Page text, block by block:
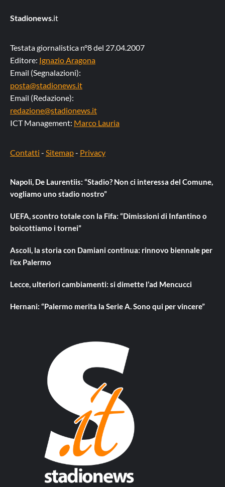
Stadionews.it
Testata giornalistica n°8 del 27.04.2007
Editore: Ignazio Aragona
Email (Segnalazioni):
posta@stadionews.it
Email (Redazione):
redazione@stadionews.it
ICT Management: Marco Lauria
Contatti - Sitemap- Privacy
Napoli, De Laurentiis: “Stadio? Non ci interessa del Comune,
vogliamo uno stadio nostro”
UEFA, scontro totale con la Fifa: “Dimissioni di Infantino o
boicottiamo i tornei”
Ascoli, la storia con Damiani continua: rinnovo biennale per
l’ex Palermo
Lecce, ulteriori cambiamenti: si dimette l’ad Mencucci
Hernani: “Palermo merita la Serie A. Sono qui per vincere”